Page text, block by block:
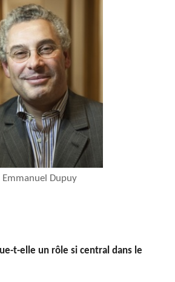
Emmanuel Dupuy
t-elle un rôle si central dans le